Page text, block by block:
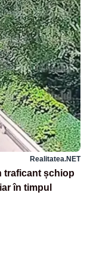
Realitatea.NET
traficant șchiop
în timpul